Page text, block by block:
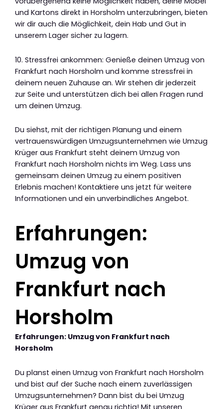
und Kartons direkt in Horsholm unterzubringen, bieten
wir dir auch die Möglichkeit, dein Hab und Gut in
unserem Lager sicher zu lagern.
10. Stressfrei ankommen: Genieße deinen Umzug von
Frankfurt nach Horsholm und komme stressfrei in
deinem neuen Zuhause an. Wir stehen dir jederzeit
zur Seite und unterstützen dich bei allen Fragen rund
um deinen Umzug.
Du siehst, mit der richtigen Planung und einem
vertrauenswürdigen Umzugsunternehmen wie Umzug
Krüger aus Frankfurt steht deinem Umzug von
Frankfurt nach Horsholm nichts im Weg. Lass uns
gemeinsam deinen Umzug zu einem positiven
Erlebnis machen! Kontaktiere uns jetzt für weitere
Informationen und ein unverbindliches Angebot.
Erfahrungen:
Umzug von
Frankfurt nach
Horsholm
Erfahrungen: Umzug von Frankfurt nach
Horsholm
Du planst einen Umzug von Frankfurt nach Horsholm
und bist auf der Suche nach einem zuverlässigen
Umzugsunternehmen? Dann bist du bei Umzug
Krüger aus Frankfurt genau richtig! Mit unseren